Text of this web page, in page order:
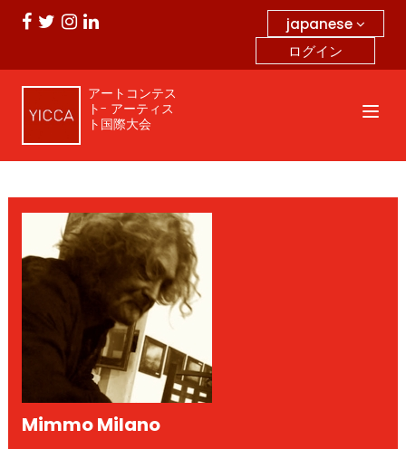
japanese
ログイン
アートコンテス
ト- アーティス
ト国際大会
Mimmo Milano